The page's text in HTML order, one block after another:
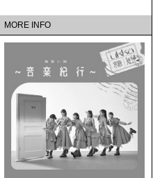
MORE INFO